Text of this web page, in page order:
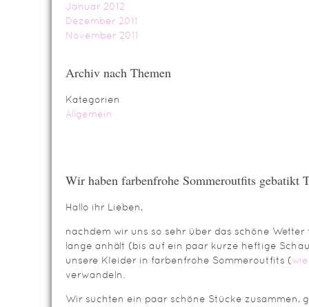
Januar 2012
Dezember 2011
November 2011
Archiv nach Themen
Kategorien
Allgemein
Wir haben farbenfrohe Sommeroutfits gebatikt
Hallo ihr Lieben,
nachdem wir uns so sehr über das schöne
lange anhält (bis auf ein paar kurze heftige
unsere Kleider in farbenfrohe Sommeroutfits (
verwandeln.
Wir suchten ein paar schöne Stücke zusammen,